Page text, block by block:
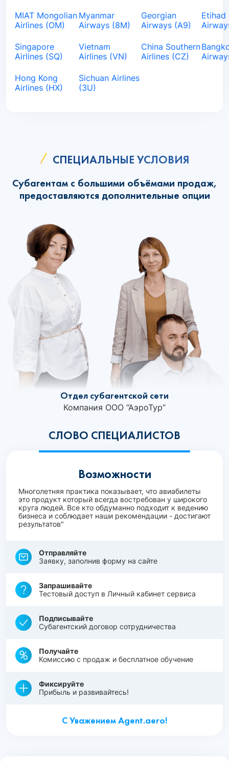
MIAT Mongolian
Airlines (OM)
Myanmar
Airways (8M)
Georgian
Airways (A9)
Etihad
Singapore
Airlines (SQ)
Vietnam
Airlines (VN)
China Southern
Airlines (CZ)
Hong Kong
Airlines (HX)
Sichuan Airlines
(3U)
СПЕЦИАЛЬНЫЕ УСЛОВИЯ
Субагентам с большими объёмами продаж,
предоставляются дополнительные опции
СЛОВО СПЕЦИАЛИСТОВ
Отдел субагентской сети
Компания ООО “АэроТур”
Возможности
Многолетняя практика показывает, что авиабилеты
это продукт который всегда востребован у широкого
круга людей. Все кто обдуманно подходит к ведению
бизнеса и соблюдает наши рекомендации - достигают
результатов"
Отправляйте
Заявку, заполнив форму на сайте
Запрашивайте
Тестовый доступ в Личный кабинет сервиса
Подписывайте
Субагентский договор сотрудничества
Получайте
Комиссию с продаж и бесплатное обучение
Фиксируйте
Прибыль и развивайтесь!
С Уважением Agent.aero!